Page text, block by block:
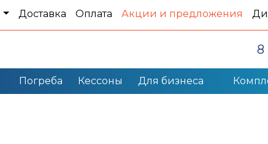
Доставка Оплата Акции и предложения
8
Погреба Кессоны Для бизнеса